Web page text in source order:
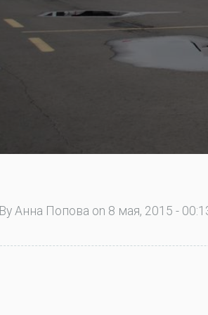
By Анна Попова on 8 мая, 2015 -